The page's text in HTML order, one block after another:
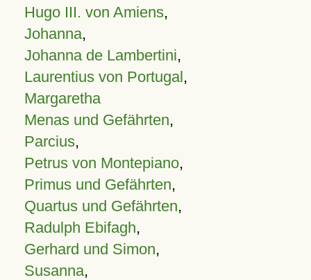
Hugo III. von Amiens,
Johanna,
Johanna de Lambertini,
Laurentius von Portugal,
Margaretha
Menas und Gefährten,
Parcius,
Petrus von Montepiano,
Primus und Gefährten,
Quartus und Gefährten,
Radulph Ebifagh,
Gerhard und Simon,
Susanna,